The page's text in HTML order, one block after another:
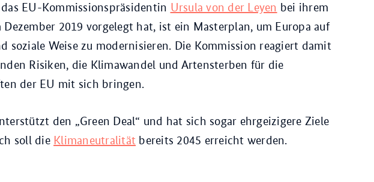
das EU-Kommissionspräsidentin Ursula von der Leyen bei ihrem
2019 vorgelegt hat, ist ein Masterplan, um Europa auf
soziale Weise zu modernisieren. Die Kommission reagiert damit
Risiken, die Klimawandel und Artensterben für die
der EU mit sich bringen.
den „Green Deal“ und hat sich sogar ehrgeizigere Ziele
soll die Klimaneutralität bereits 2045 erreicht werden.